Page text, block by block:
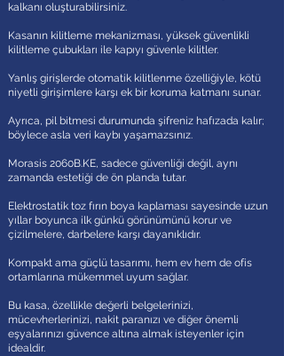
kalkanı oluşturabilirsiniz.
Kasanın kilitleme mekanizması, yüksek güvenlikli
kilitleme çubukları ile kapıyı güvenle kilitler.
Yanlış girişlerde otomatik kilitlenme özelliğiyle, kötü
niyetli girişimlere karşı ek bir koruma katmanı sunar.
Ayrıca, pil bitmesi durumunda şifreniz hafızada kalır;
böylece asla veri kaybı yaşamazsınız.
Morasis 2060B.KE, sadece güvenliği değil, aynı
zamanda estetiği de ön planda tutar.
Elektrostatik toz fırın boya kaplaması sayesinde uzun
yıllar boyunca ilk günkü görünümünü korur ve
çizilmelere, darbelere karşı dayanıklıdır.
Kompakt ama güçlü tasarımı, hem ev hem de ofis
ortamlarına mükemmel uyum sağlar.
Bu kasa, özellikle değerli belgelerinizi,
mücevherlerinizi, nakit paranızı ve diğer önemli
eşyalarınızı güvence altına almak isteyenler için
idealdir.